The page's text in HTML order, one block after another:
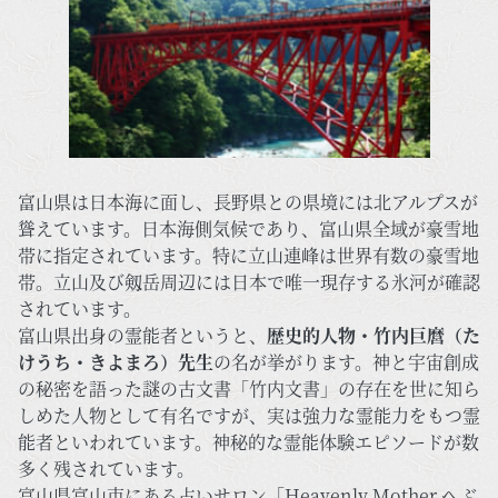
富山県は日本海に面し、長野県との県境には北アルプスが
聳えています。日本海側気候であり、富山県全域が豪雪地
帯に指定されています。特に立山連峰は世界有数の豪雪地
帯。立山及び剱岳周辺には日本で唯一現存する氷河が確認
されています。
富山県出身の霊能者というと、 歴史的人物・竹内巨麿（た
けうち・きよまろ）先生の名が挙がります。神と宇宙創成
の秘密を語った謎の古文書「竹内文書」の存在を世に知ら
しめた人物として有名ですが、実は強力な霊能力をもつ霊
能者といわれています。神秘的な霊能体験エピソードが数
多く残されています。